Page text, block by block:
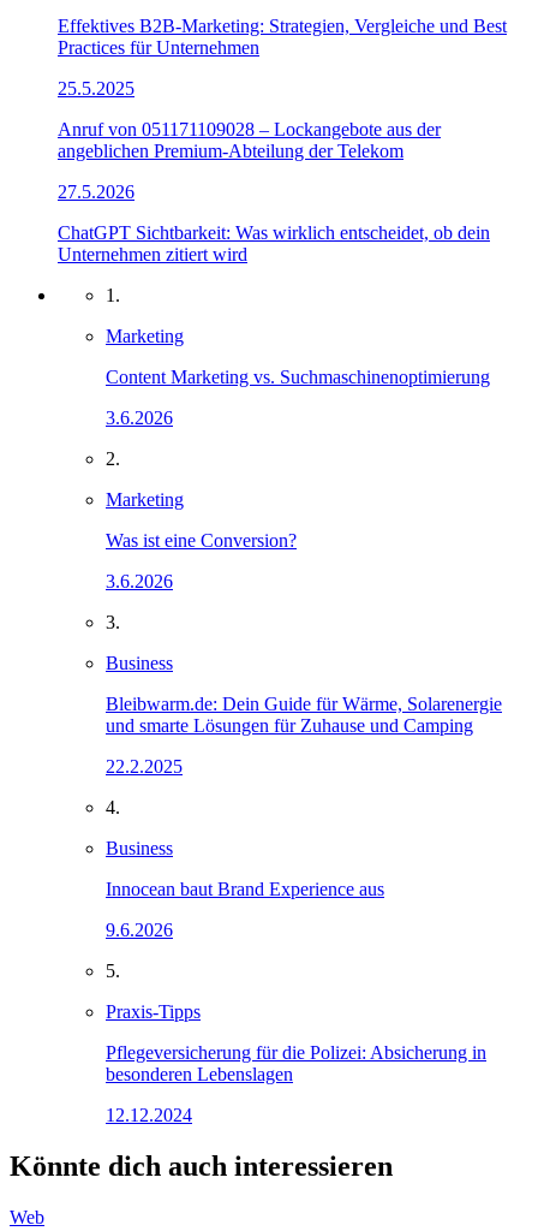
Effektives B2B-Marketing: Strategien, Vergleiche und Best
Practices für Unternehmen
25.5.2025
Anruf von 051171109028 – Lockangebote aus der
angeblichen Premium-Abteilung der Telekom
27.5.2026
ChatGPT Sichtbarkeit: Was wirklich entscheidet, ob dein
Unternehmen zitiert wird
1.
Marketing
Content Marketing vs. Suchmaschinenoptimierung
3.6.2026
2.
Marketing
Was ist eine Conversion?
3.6.2026
3.
Business
Bleibwarm.de: Dein Guide für Wärme, Solarenergie
und smarte Lösungen für Zuhause und Camping
22.2.2025
4.
Business
Innocean baut Brand Experience aus
9.6.2026
5.
Praxis-Tipps
Pflegeversicherung für die Polizei: Absicherung in
besonderen Lebenslagen
12.12.2024
Könnte dich auch interessieren
Web